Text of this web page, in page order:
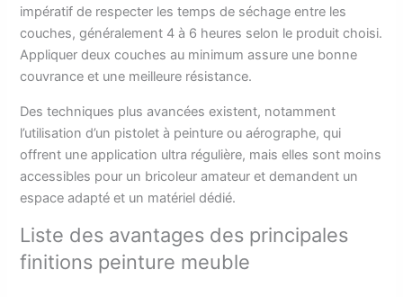
impératif de respecter les temps de séchage entre les
couches, généralement 4 à 6 heures selon le produit choisi.
Appliquer deux couches au minimum assure une bonne
couvrance et une meilleure résistance.
Des techniques plus avancées existent, notamment
l’utilisation d’un pistolet à peinture ou aérographe, qui
offrent une application ultra régulière, mais elles sont moins
accessibles pour un bricoleur amateur et demandent un
espace adapté et un matériel dédié.
Liste des avantages des principales
finitions peinture meuble